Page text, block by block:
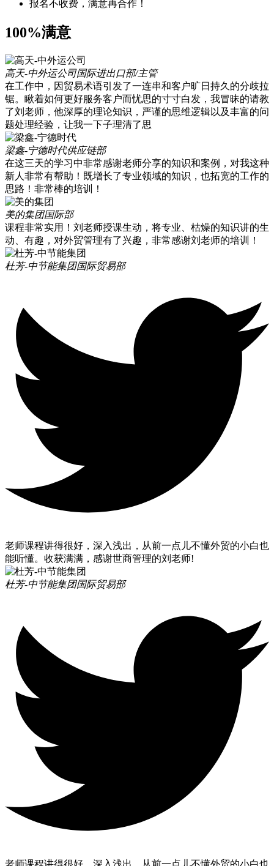
报名不收费，满意再合作！
100%满意
高天-中外运公司国际进出口部/主管
在工作中，因贸易术语引发了一连串和客户旷日持久的分歧拉
锯。瞅着如何更好服务客户而忧思的寸寸白发，我冒昧的请教
了刘老师，他深厚的理论知识，严谨的思维逻辑以及丰富的问
题处理经验，让我一下子理清了思
梁鑫-宁德时代供应链部
在这三天的学习中非常感谢老师分享的知识和案例，对我这种
新人非常有帮助！既增长了专业领域的知识，也拓宽的工作的
思路！非常棒的培训！
美的集团国际部
课程非常实用！刘老师授课生动，将专业、枯燥的知识讲的生
动、有趣，对外贸管理有了兴趣，非常感谢刘老师的培训！
杜芳-中节能集团国际贸易部
老师课程讲得很好，深入浅出，从前一点儿不懂外贸的小白也
能听懂。收获满满，感谢世商管理的刘老师!
杜芳-中节能集团国际贸易部